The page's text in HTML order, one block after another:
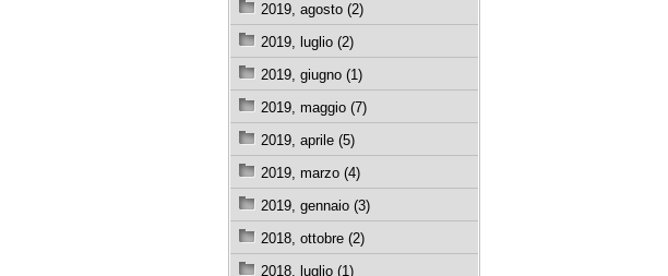
2019, agosto (2)
2019, luglio (2)
2019, giugno (1)
2019, maggio (7)
2019, aprile (5)
2019, marzo (4)
2019, gennaio (3)
2018, ottobre (2)
2018, luglio (1)